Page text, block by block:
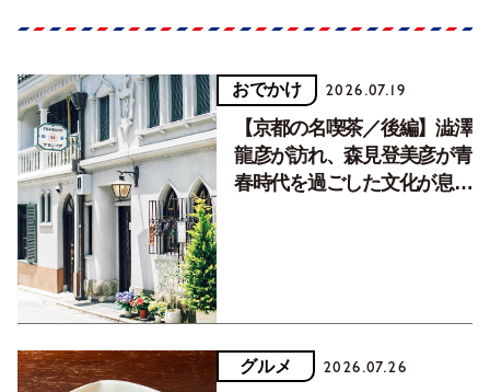
おでかけ 2026.07.19
【京都の名喫茶／後編】澁澤
龍彦が訪れ、森見登美彦が青
春時代を過ごした文化が息づ
グルメ 2026.07.26